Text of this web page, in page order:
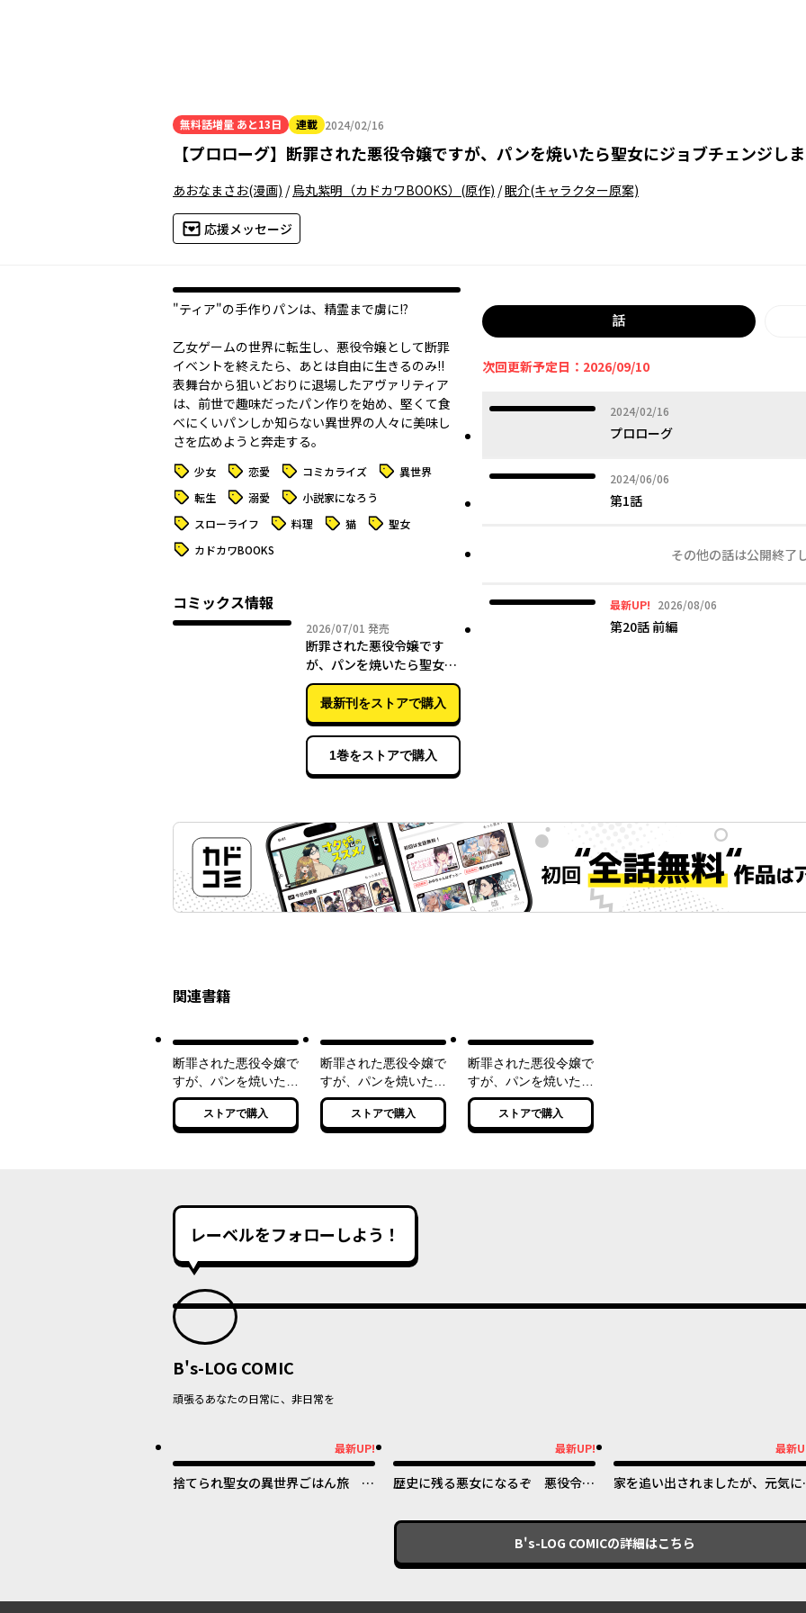
無料話増量 あと13日 連載 2024/02/16
2024年02月16日
【プロローグ】 断罪された悪役令嬢ですが、パンを焼いたら聖女にジョブチェンジし
あおなまさお(漫画) /烏丸紫明（カドカワBOOKS） (原作) /眠介(キャラクター原案)
応援メッセージ
"ティア"の手作りパンは、精霊まで虜に!?
乙女ゲームの世界に転生し、悪役令嬢として断罪
イベントを終えたら、あとは自由に生きるのみ!!
表舞台から狙いどおりに退場したアヴァリティア
は、前世で趣味だったパン作りを始め、堅くて食
べにくいパンしか知らない異世界の人々に美味し
さを広めようと奔走する。
タグ 少女 タグ 恋愛 タグ コミカライズ タグ 異世界
タグ 転生 タグ 溺愛 タグ 小説家になろう
タグ スローライフ タグ 料理 タグ 猫 タグ 聖女
タグ カドカワBOOKS
コミックス情報
2026/07/01 2026年07月01日
発売
断罪された悪役令嬢です
が、パンを焼いたら聖女に
ジョブチェンジしました!?
最新刊をストアで購入
1巻をストアで購入
話
次回更新予定日：2026/09/10
2024/02/16
2024年02月16日
プロローグ
2024/06/06
2024年06月06日
第1話
その他の話は公開終了
最新UP! 2026/08/06
2026年08月06日
第20話 前編
関連書籍
断罪された悪役令嬢で
すが、パンを焼いたら
聖女にジョブチェンジ
しました!?
ストアで購入
断罪された悪役令嬢で
すが、パンを焼いたら
聖女にジョブチェンジ
しました!? ２
ストアで購入
断罪された悪役令嬢で
すが、パンを焼いたら
聖女にジョブチェンジ
しました!? ３
ストアで購入
レーベルをフォローしよう！
B's-LOG COMIC
頑張るあなたの日常に、非日常を
最新UP!
捨てられ聖女の異世界ごはん旅 隠
最新UP!
歴史に残る悪女になるぞ 悪役令嬢
うです！
最新
家を追い出されましたが、元気に
知識で快適便利なセカンドライフ
~
B's-LOG COMICの詳細はこちら